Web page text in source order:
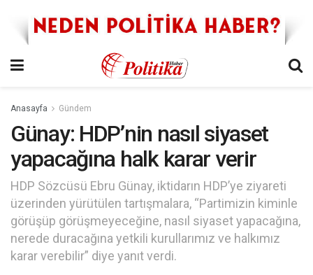
Anasayfa Gündem
Günay: HDP’nin nasıl siyaset
yapacağına halk karar verir
HDP Sözcüsü Ebru Günay, iktidarın HDP’ye ziyareti
üzerinden yürütülen tartışmalara, “Partimizin kiminle
görüşüp görüşmeyeceğine, nasıl siyaset yapacağına,
nerede duracağına yetkili kurullarımız ve halkımız
karar verebilir” diye yanıt verdi.